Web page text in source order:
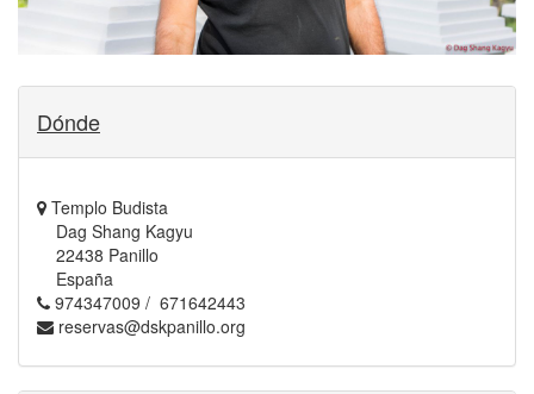
Dónde
Templo Budista
Dag Shang Kagyu
22438 Panillo
España
974347009 / 671642443
reservas@dskpanillo.org